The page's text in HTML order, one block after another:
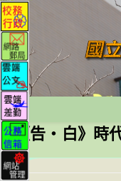
跳
轉
至
主
要
內
容
《告‧白》時